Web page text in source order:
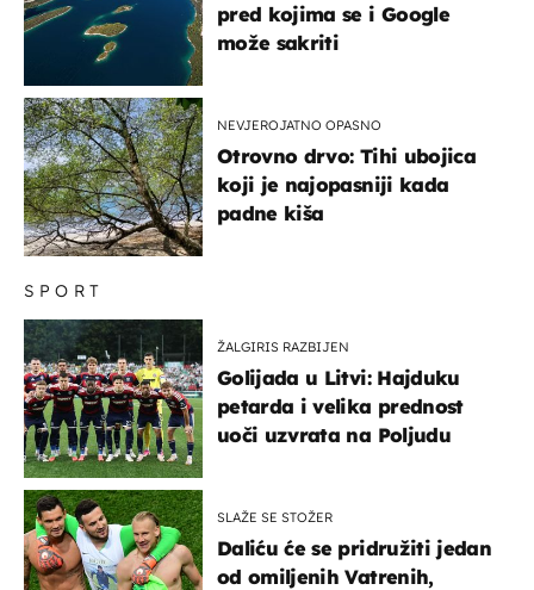
SPORT
ŽALGIRIS RAZBIJEN
Golijada u Litvi: Hajduku
petarda i velika prednost
uoči uzvrata na Poljudu
SLAŽE SE STOŽER
Daliću će se pridružiti jedan
od omiljenih Vatrenih,
pred kojima se i Google
može sakriti
NEVJEROJATNO OPASNO
Otrovno drvo: Tihi ubojica
koji je najopasniji kada
padne kiša